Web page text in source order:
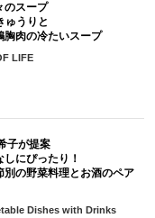
のスープ
ゅうりと
胸肉の冷たいスープ
LIFE
子が提案
にぴったり！
別の野菜料理とお酒のペア
Dishes with Drinks